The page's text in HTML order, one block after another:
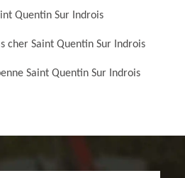
Quentin Sur Indrois
cher Saint Quentin Sur Indrois
Saint Quentin Sur Indrois